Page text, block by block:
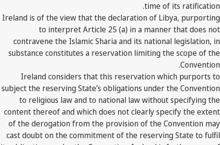
time of its ratification.
Ireland is of the view that the declaration of Libya, purporting
to interpret Article 25 (a) in a manner that does not
contravene the Islamic Sharia and its national legislation, in
substance constitutes a reservation limiting the scope of the
Convention.
Ireland considers that this reservation which purports to
subject the reserving State’s obligations under the Convention
to religious law and to national law without specifying the
content thereof and which does not clearly specify the extent
of the derogation from the provision of the Convention may
cast doubt on the commitment of the reserving State to fulfil